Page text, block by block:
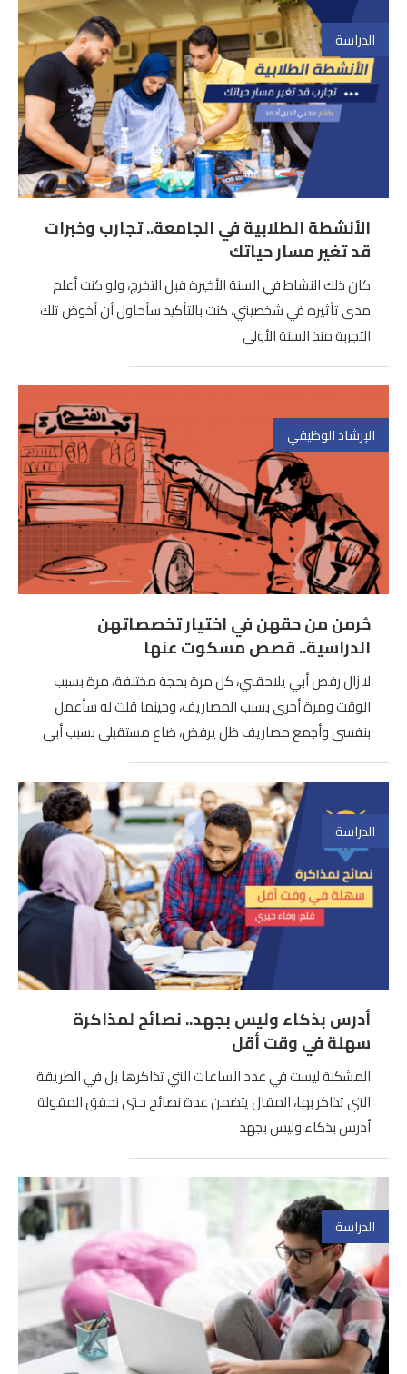
الدراسة
الأنشطة الطلابية في الجامعة.. تجارب وخبرات
قد تغير مسار حياتك
كان ذلك النشاط في السنة الأخيرة قبل التخرج، ولو كنت أعلم
مدى تأثيره في شخصيتي، كنت بالتأكيد سأحاول أن أخوض تلك
التجربة منذ السنة الأولى
الإرشاد الوظيفي
حُرمن من حقهن في اختيار تخصصاتهن
الدراسية.. قصص مسكوت عنها
لا زال رفض أبي يلاحقني، كل مرة بحجة مختلفة، مرة بسبب
الوقت ومرة أخرى بسبب المصاريف، وحينما قلت له سأعمل
بنفسي وأجمع مصاريف ظل يرفض، ضاع مستقبلي بسبب أبي
الدراسة
أدرس بذكاء وليس بجهد.. نصائح لمذاكرة
سهلة في وقت أقل
المشكلة ليست في عدد الساعات التي تذاكرها بل في الطريقة
التي تذاكر بها، المقال يتضمن عدة نصائح حتى نحقق المقولة
أدرس بذكاء وليس بجهد
الدراسة